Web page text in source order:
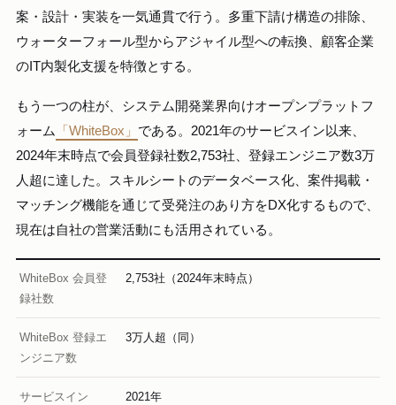
案・設計・実装を一気通貫で行う。多重下請け構造の排除、
ウォーターフォール型からアジャイル型への転換、顧客企業
のIT内製化支援を特徴とする。
もう一つの柱が、システム開発業界向けオープンプラットフ
ォーム 「WhiteBox」 である。2021年のサービスイン以来、
2024年末時点で会員登録社数2,753社、登録エンジニア数3万
人超に達した。スキルシートのデータベース化、案件掲載・
マッチング機能を通じて受発注のあり方をDX化するもので、
現在は自社の営業活動にも活用されている。
WhiteBox 会員登
録社数
2,753社（2024年末時点）
WhiteBox 登録エ
ンジニア数
3万人超（同）
サービスイン 2021年